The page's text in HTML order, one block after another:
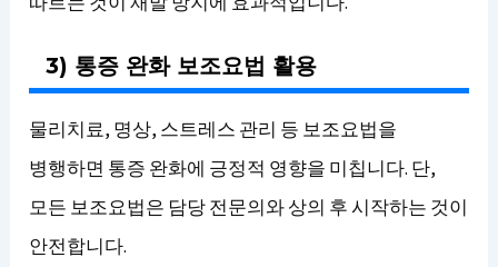
3) 통증 완화 보조요법 활용
물리치료, 명상, 스트레스 관리 등 보조요법을
병행하면 통증 완화에 긍정적 영향을 미칩니다. 단,
모든 보조요법은 담당 전문의와 상의 후 시작하는 것이
안전합니다.